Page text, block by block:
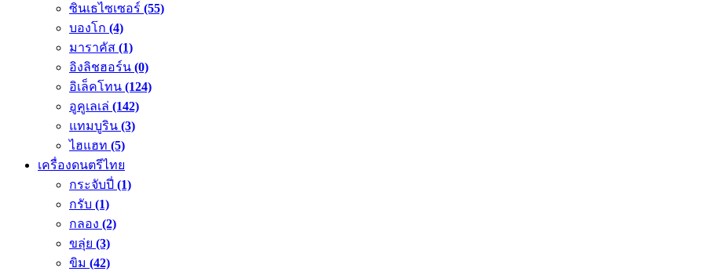
ซินเธไซเซอร์ (55)
บองโก (4)
มาราคัส (1)
อิงลิชฮอร์น (0)
อิเล็คโทน (124)
อูคูเลเล่ (142)
แทมบูริน (3)
ไฮแฮท (5)
เครื่องดนตรีไทย
กระจับปี่ (1)
กรับ (1)
กลอง (2)
ขลุ่ย (3)
ขิม (42)